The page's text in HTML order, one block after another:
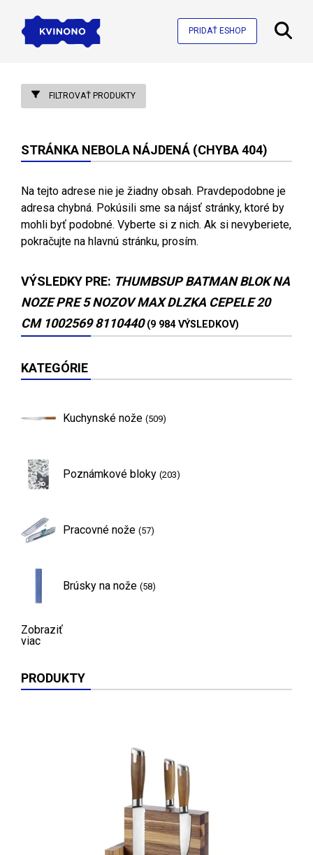
PRIDAŤ ESHOP
FILTROVAŤ PRODUKTY
STRÁNKA NEBOLA NÁJDENÁ (CHYBA 404)
Na tejto adrese nie je žiadny obsah. Pravdepodobne je
adresa chybná. Pokúsili sme sa nájsť stránky, ktoré by
mohli byť podobné. Vyberte si z nich. Ak si nevyberiete,
pokračujte na hlavnú stránku, prosím.
VÝSLEDKY PRE: THUMBSUP BATMAN BLOK NA
NOZE PRE 5 NOZOV MAX DLZKA CEPELE 20
CM 1002569 8110440 (9 984 VÝSLEDKOV)
KATEGÓRIE
Kuchynské nože (509)
Poznámkové bloky (203)
Pracovné nože (57)
Brúsky na nože (58)
Zobraziť
viac
PRODUKTY